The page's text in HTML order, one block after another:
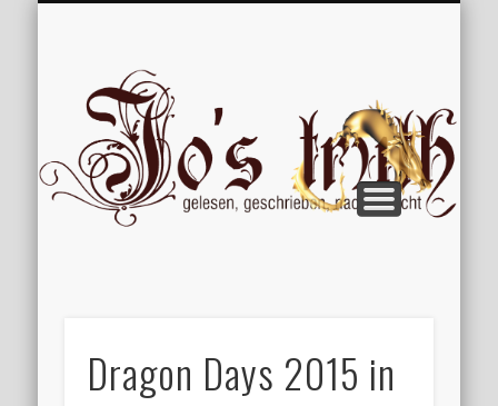
Dragon Days 2015 in